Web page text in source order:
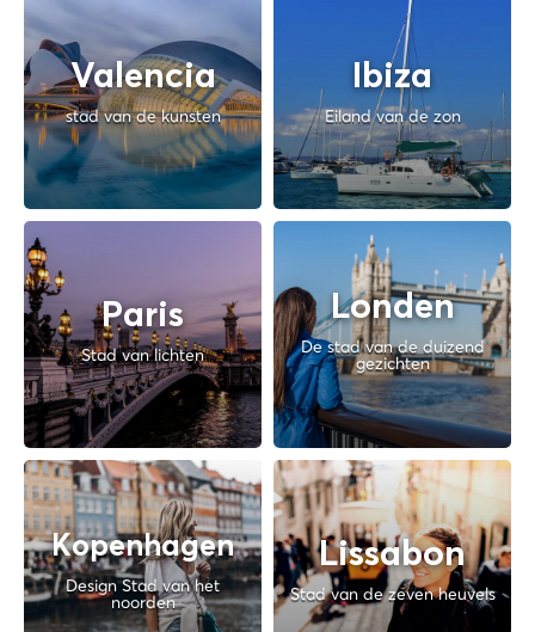
Valencia
stad van de kunsten
Ibiza
Eiland van de zon
Paris
Stad van lichten
Londen
De stad van de duizend
gezichten
Kopenhagen
Design Stad van het
noorden
Lissabon
Stad van de zeven heuvels